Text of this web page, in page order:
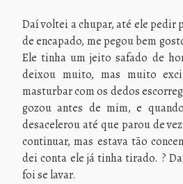
Daí voltei a chupar, até ele pedir
de encapado, me pegou bem
Ele tinha um jeito safado de
deixou muito, mas muito
masturbar com os dedos
gozou antes de mim, e
desacelerou até que parou de
continuar, mas estava tão
dei conta ele já tinha tirado. ?
foi se lavar.